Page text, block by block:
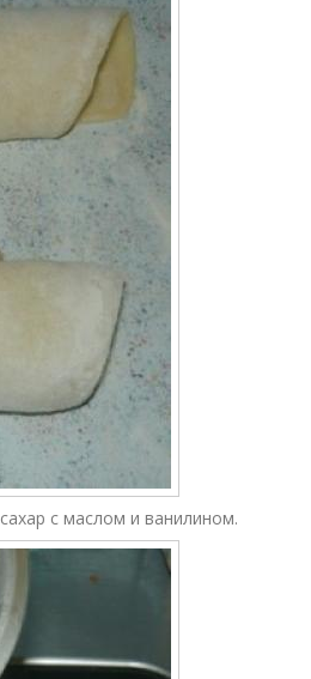
с маслом и ванилином.